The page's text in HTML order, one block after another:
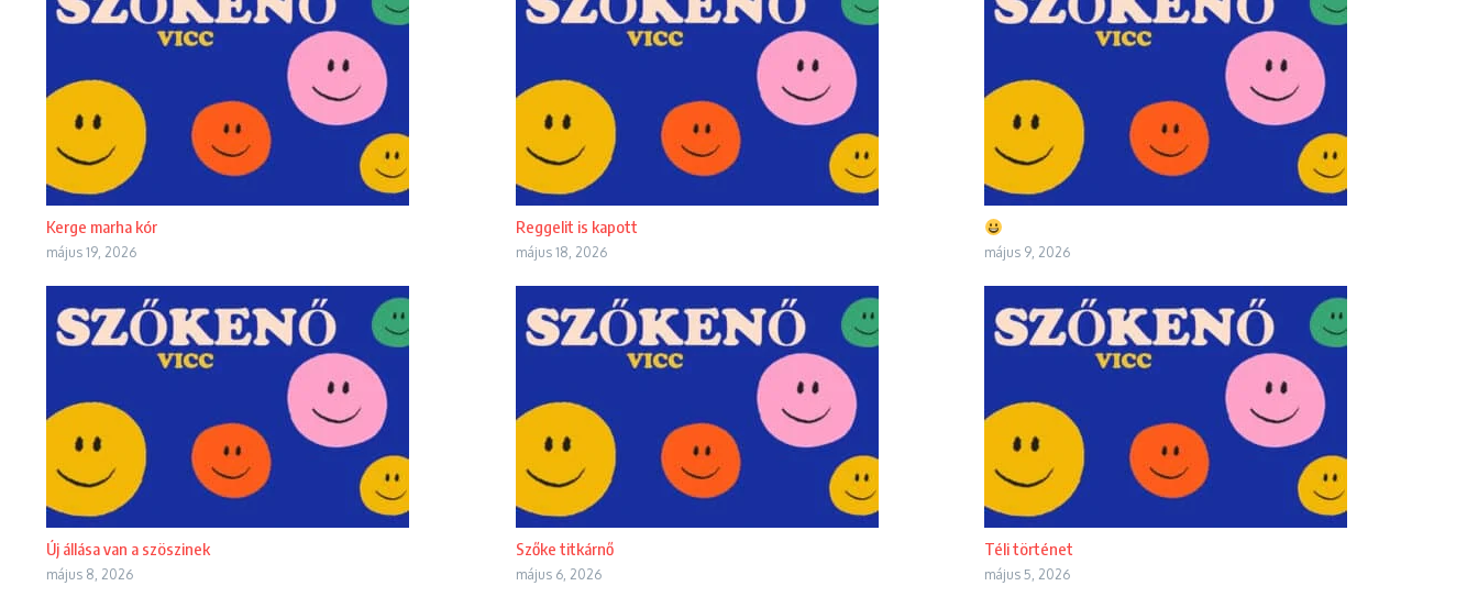
Kerge marha kór
május 19, 2026
Reggelit is kapott
május 18, 2026 május 9, 2026
Új állása van a szöszinek
május 8, 2026
Szőke titkárnő
május 6, 2026
Téli történet
május 5, 2026